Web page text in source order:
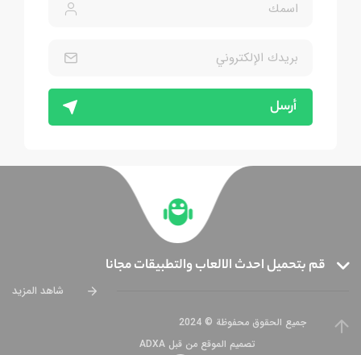
أرسل
قم بتحميل احدث الالعاب والتطبيقات مجانا
شاهد المزيد
جميع الحقوق محفوظة © 2024
تصميم الموقع من قبل ADXA